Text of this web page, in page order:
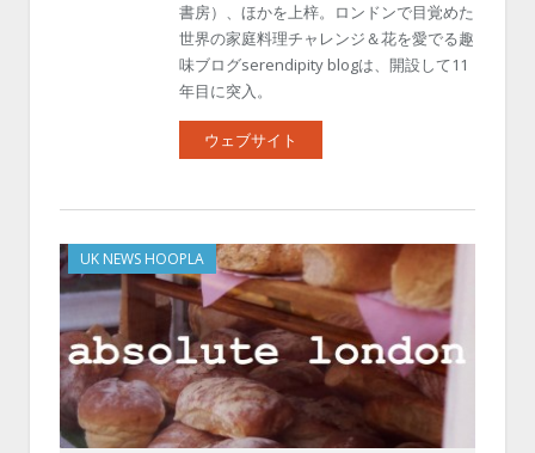
書房）、ほかを上梓。ロンドンで目覚めた
世界の家庭料理チャレンジ＆花を愛でる趣
味ブログserendipity blogは、開設して11
年目に突入。
ウェブサイト
UK NEWS HOOPLA